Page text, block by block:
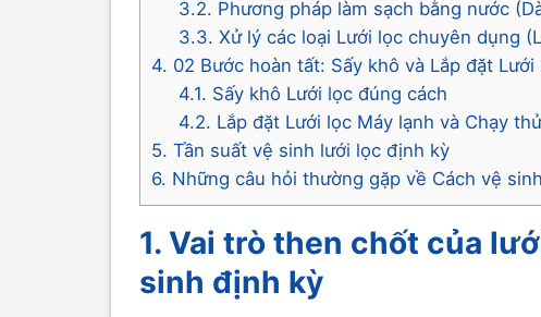
3.2. Phương pháp làm sạch bằng nước
3.3. Xử lý các loại Lưới lọc chuyên dụng
4. 02 Bước hoàn tất: Sấy khô và Lắp đặt
4.1. Sấy khô Lưới lọc đúng cách
4.2. Lắp đặt Lưới lọc Máy lạnh và Chạy
5. Tần suất vệ sinh lưới lọc định kỳ
6. Những câu hỏi thường gặp về Cách vệ
1. Vai trò then chốt của
sinh định kỳ